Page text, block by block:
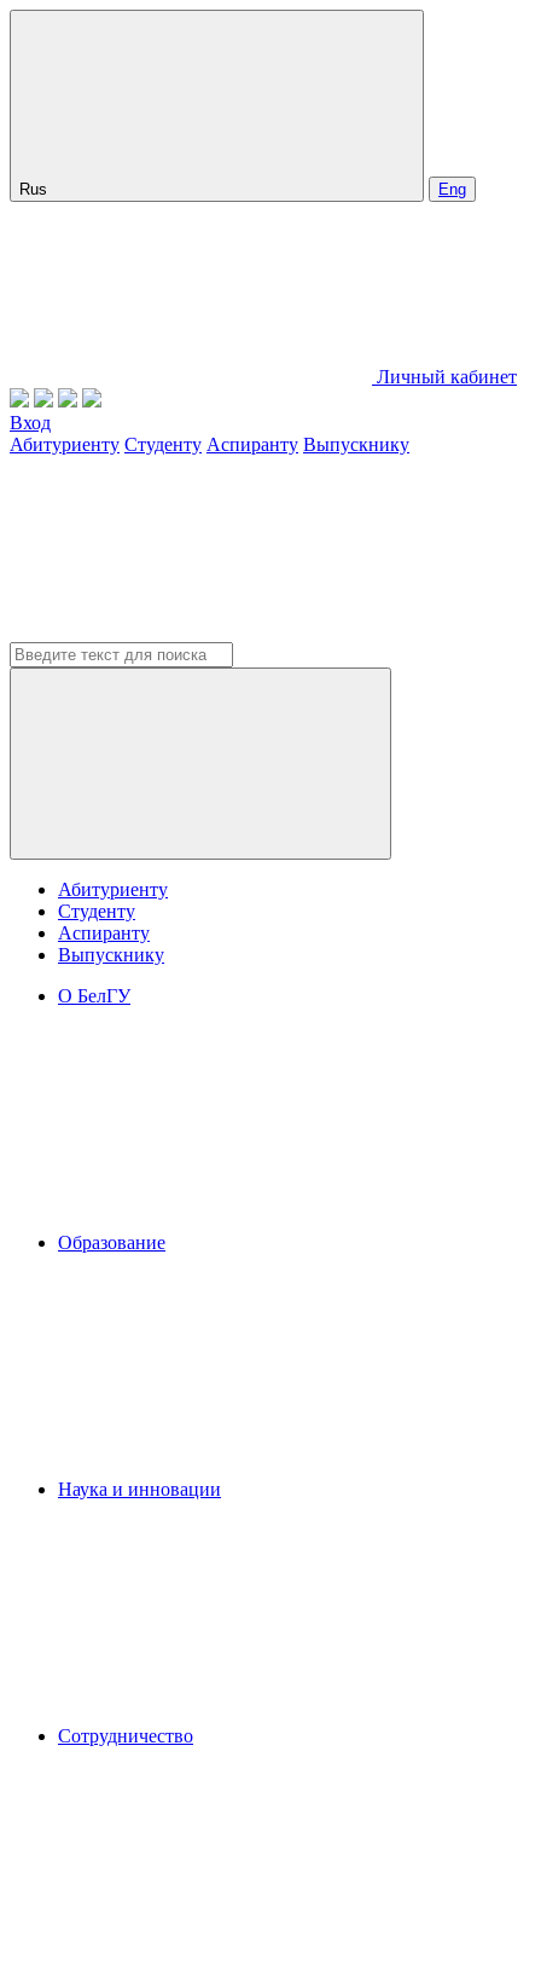
Rus Eng
Личный кабинет
Вход
Абитуриенту Студенту Аспиранту Выпускнику
Абитуриенту
Студенту
Аспиранту
Выпускнику
О БелГУ
Образование
Наука и инновации
Сотрудничество